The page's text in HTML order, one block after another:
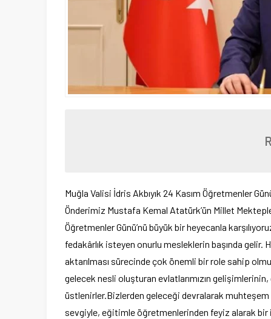
Muğla Valisi İdris Akbıyık 24 Kasım Öğretmenler
Önderimiz Mustafa Kemal Atatürk’ün Millet
Öğretmenler Günü’nü büyük bir heyecanla
fedakârlık isteyen onurlu mesleklerin başında
aktarılması sürecinde çok önemli bir role sahip
gelecek nesli oluşturan evlatlarımızın
üstlenirler.Bizlerden geleceği devralarak
sevgiyle, eğitimle öğretmenlerinden feyiz alarak bir